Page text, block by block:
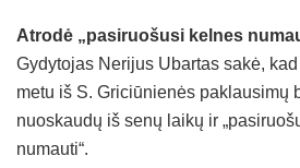
Atrodė „pasiruošusi kelnes
Gydytojas Nerijus Ubartas sakė,
metu iš S. Griciūnienės paklausimų
nuoskaudų iš senų laikų ir
numauti“.